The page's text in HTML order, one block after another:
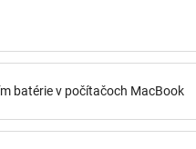
batérie v počítačoch MacBook